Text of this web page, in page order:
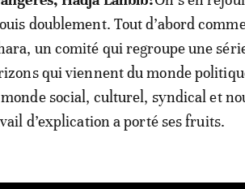
doublement. Tout d’abord
un comité qui regroupe une
qui viennent du monde
social, culturel, syndical et
d’explication a porté ses fruits.